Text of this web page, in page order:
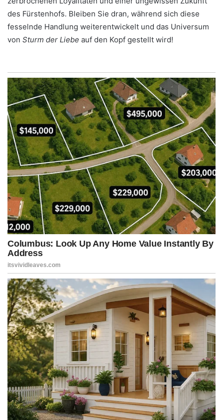
des Fürstenhofs. Bleiben Sie dran, während sich diese
fesselnde Handlung weiterentwickelt und das Universum
von Sturm der Liebe auf den Kopf gestellt wird!